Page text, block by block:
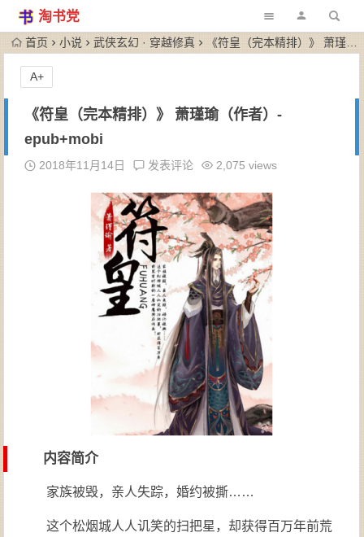
淘书党
首页 小说 武侠玄幻 · 穿越修真 《符皇（完本精排）》 萧瑾瑜（作者）-epub+mobi
《符皇（完本精排）》 萧瑾瑜（作者）-
epub+mobi
2018年11月14日 发表评论 2,075 views
内容简介
家族被毁，亲人失踪，婚约被撕……
这个松烟城人人讥笑的扫把星，却获得百万年前荒
A+